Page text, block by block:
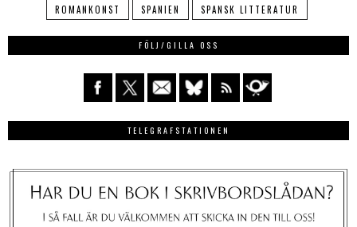
ROMANKONST
SPANIEN SPANSK LITTERATUR
FÖLJ/GILLA OSS
TELEGRAFSTATIONEN